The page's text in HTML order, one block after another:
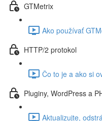
GTMetrix
Ako používať
HTTP/2 protokol
Čo to je a ako si
Pluginy, WordPress a
Aktualizujte,